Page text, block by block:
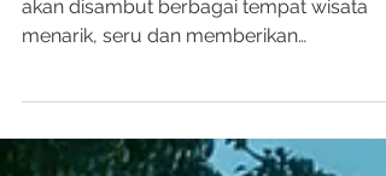
10 Rekomendasi Wisata
akan disambut berbagai tempat wisata